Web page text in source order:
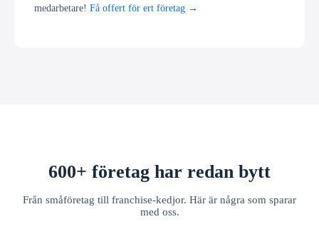
medarbetare! Få offert för ert företag →
600+ företag har redan bytt
Från småföretag till franchise-kedjor. Här är några som sparar
med oss.